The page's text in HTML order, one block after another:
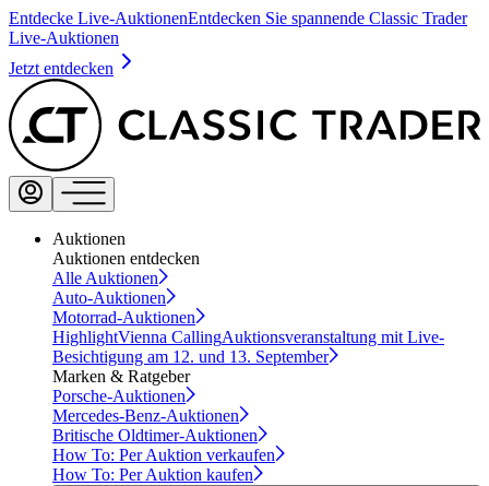
Entdecke Live-AuktionenEntdecken Sie spannende Classic Trader
Live-Auktionen
Jetzt entdecken
Auktionen
Auktionen entdecken
Alle Auktionen
Auto-Auktionen
Motorrad-Auktionen
HighlightVienna CallingAuktionsveranstaltung mit Live-
Besichtigung am 12. und 13. September
Marken & Ratgeber
Porsche-Auktionen
Mercedes-Benz-Auktionen
Britische Oldtimer-Auktionen
How To: Per Auktion verkaufen
How To: Per Auktion kaufen